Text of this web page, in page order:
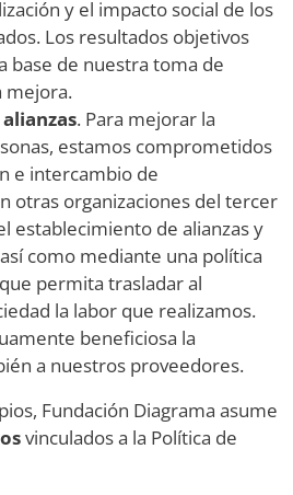
y el impacto social de los
Los resultados objetivos
base de nuestra toma de
mejora.
. Para mejorar la
estamos comprometidos
e intercambio de
otras organizaciones del tercer
establecimiento de alianzas y
como mediante una política
permita trasladar al
la labor que realizamos.
beneficiosa la
a nuestros proveedores.
Fundación Diagrama asume
vinculados a la Política de